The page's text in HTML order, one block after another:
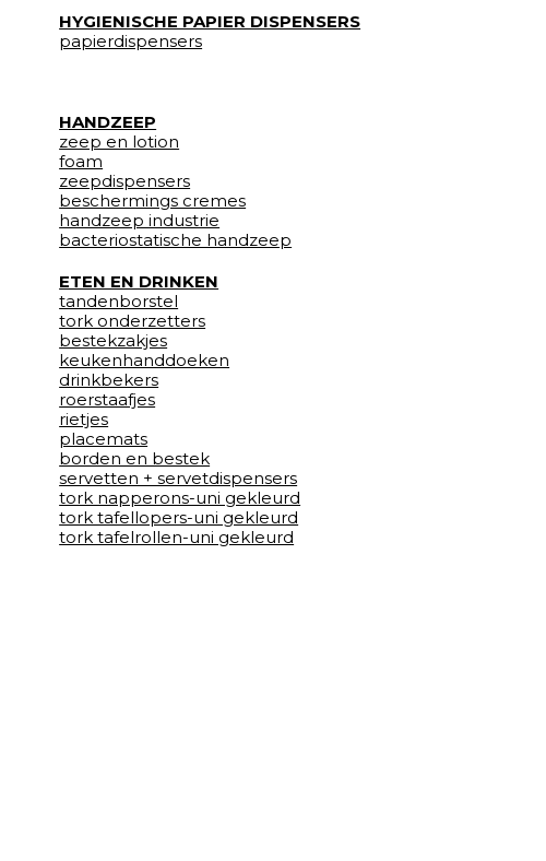
HYGIENISCHE PAPIER DISPENSERS
papierdispensers
HANDZEEP
zeep en lotion
foam
zeepdispensers
beschermings cremes
handzeep industrie
bacteriostatische handzeep
ETEN EN DRINKEN
tandenborstel
tork onderzetters
bestekzakjes
keukenhanddoeken
drinkbekers
roerstaafjes
rietjes
placemats
borden en bestek
servetten + servetdispensers
tork napperons-uni gekleurd
tork tafellopers-uni gekleurd
tork tafelrollen-uni gekleurd